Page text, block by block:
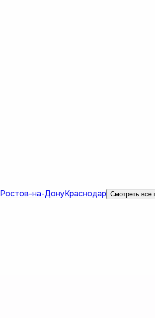
Ростов-на-ДонуКраснодар Смотреть все